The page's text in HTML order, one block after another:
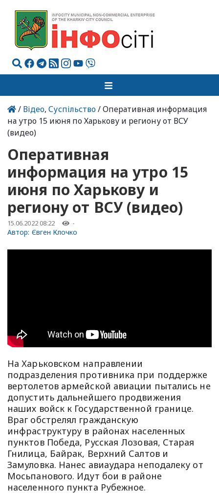
/ Відео,Суспільство/ Оперативная информация
на утро 15 июня по Харькову и региону от ВСУ
(видео)
Оперативная
информация на утро 15
июня по Харькову и
региону от ВСУ (видео)
15.06.2022 08:22 -
Автор: Євген Клочко
На Харьковском направлении
подразделения противника при поддержке
вертолетов армейской авиации пытались не
допустить дальнейшего продвижения
наших войск к Государственной границе.
Враг обстрелял гражданскую
инфраструктуру в районах населенных
пунктов Победа, Русская Лозовая, Старая
Гнилица, Байрак, Верхний Салтов и
Замуловка. Нанес авиаудара неподалеку от
Мосьпанового. Идут бои в районе
населенного пункта Рубежное.